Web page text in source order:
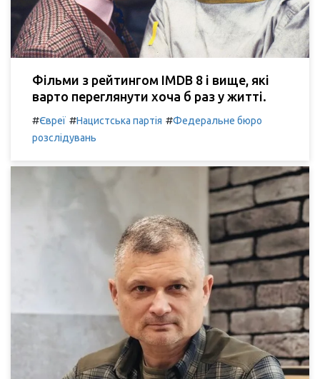
Фільми з рейтингом IMDB 8 і вище, які
варто переглянути хоча б раз у житті.
#Євреї #Нацистська партія #Федеральне бюро
розслідувань